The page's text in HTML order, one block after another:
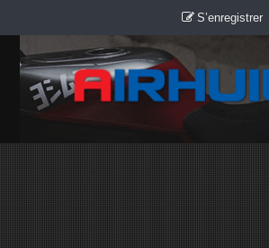
S’enregistrer